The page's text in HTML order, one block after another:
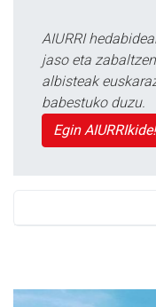
AIURRI
jaso eta
albisteak
babestuko duzu.
Egin AIURRIkide!